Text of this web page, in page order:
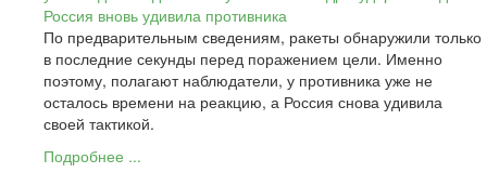
По предварительным сведениям, ракеты обнаружили только
в последние секунды перед поражением цели. Именно
поэтому, полагают наблюдатели, у противника уже не
осталось времени на реакцию, а Россия снова удивила
своей тактикой.
Подробнее ...